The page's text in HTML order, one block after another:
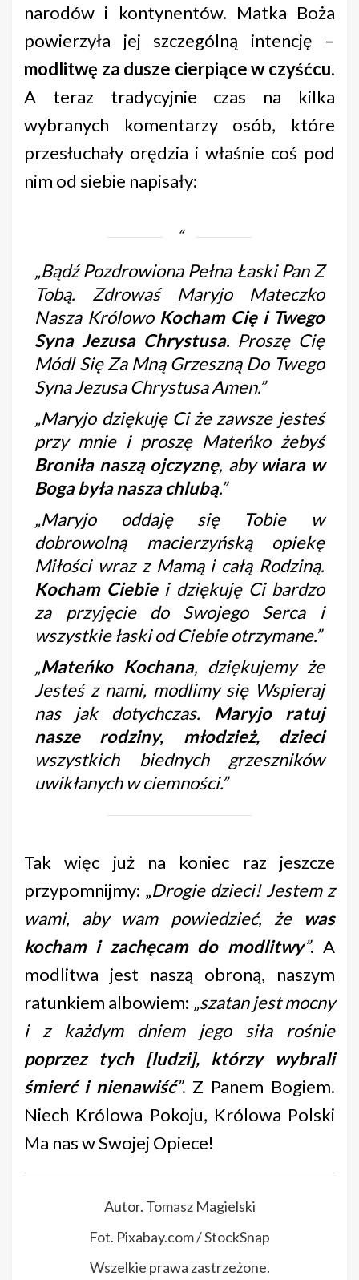
narodów i kontynentów. Matka Boża
powierzyła jej szczególną intencję –
modlitwę za dusze cierpiące w czyśćcu.
A teraz tradycyjnie czas na kilka
wybranych komentarzy osób, które
przesłuchały orędzia i właśnie coś pod
nim od siebie napisały:
„Bądź Pozdrowiona Pełna Łaski Pan Z
Tobą. Zdrowaś Maryjo Mateczko
Nasza Królowo Kocham Cię i Twego
Syna Jezusa Chrystusa. Proszę Cię
Módl Się Za Mną Grzeszną Do Twego
Syna Jezusa Chrystusa Amen.”
„Maryjo dziękuję Ci że zawsze jesteś
przy mnie i proszę Mateńko żebyś
Broniła naszą ojczyznę, aby wiara w
Boga była nasza chlubą.”
„Maryjo oddaję się Tobie w
dobrowolną macierzyńską opiekę
Miłości wraz z Mamą i całą Rodziną.
Kocham Ciebiei dziękuję Ci bardzo
za przyjęcie do Swojego Serca i
wszystkie łaski od Ciebie otrzymane.”
„Mateńko Kochana, dziękujemy że
Jesteś z nami, modlimy się Wspieraj
nas jak dotychczas. Maryjo ratuj
nasze rodziny, młodzież, dzieci
wszystkich biednych grzeszników
uwikłanych w ciemności.”
Tak więc już na koniec raz jeszcze
przypomnijmy: „Drogie dzieci! Jestem z
wami, aby wam powiedzieć, że
was
kocham i zachęcam do modlitwy”. A
modlitwa jest naszą obroną, naszym
ratunkiem albowiem: „szatan jest mocny
i z każdym dniem jego siła rośnie
poprzez tych [ludzi], którzy wybrali
śmierć i nienawiść”. Z Panem Bogiem.
Niech Królowa Pokoju, Królowa Polski
Ma nas w Swojej Opiece!
Autor. Tomasz Magielski
Fot. Pixabay.com / StockSnap
Wszelkie prawa zastrzeżone.